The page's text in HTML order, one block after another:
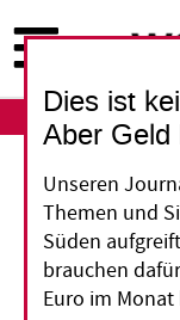
zum
Inhalt
Dies ist
Aber Geld
Unseren
Themen und
Süden
brauchen
Euro im